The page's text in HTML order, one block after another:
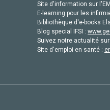
Site d'information sur
E-learning pour les
Bibliothèque d'e-books
Blog special IFSI :
Suivez notre actualité
Site d'emploi en santé :